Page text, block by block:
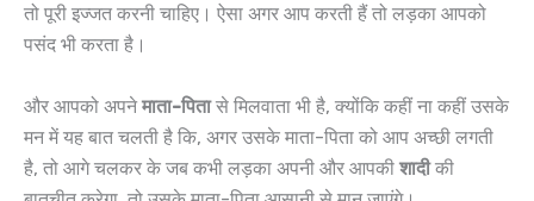
तो पूरी इज्जत करनी चाहिए। ऐसा अगर आप करती हैं तो लड़का आपको
पसंद भी करता है।
और आपको अपनेमाता-पितासे मिलवाता भी है, क्योंकि कहीं ना कहीं उसके
मन में यह बात चलती है कि, अगर उसके माता-पिता को आप अच्छी लगती
है, तो आगे चलकर के जब कभी लड़का अपनी और आपकी शादीकी